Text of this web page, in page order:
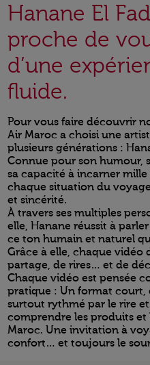
Hanane El
proche de
d’une
fluide.
Pour vous faire découvrir
Air Maroc a choisi une
plusieurs générations :
Connue pour son humour,
sa capacité à incarner
chaque situation du
et sincérité.
À travers ses multiples
elle, Hanane réussit à
ce ton humain et naturel
Grâce à elle, chaque
partage, de rires… et de
Chaque vidéo est pensée
pratique : Un format court,
surtout rythmé par le rire
comprendre les produits et
Maroc. Une invitation à
confort… et toujours le